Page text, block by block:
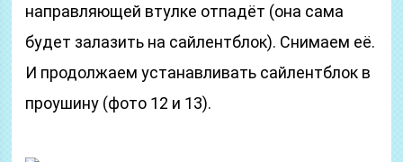
направляющей втулке отпадёт (она сама
будет залазить на сайлентблок). Снимаем её.
И продолжаем устанавливать сайлентблок в
проушину (фото 12 и 13).